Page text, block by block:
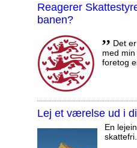
Reagerer
banen?
,, Det
med
foretog
Lej et værelse ud i
En